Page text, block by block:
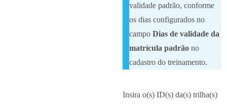
validade padrão, conforme
os dias configurados no
campo Dias de validade da
matrícula padrãono
cadastro do treinamento.
Insira o(s) ID(s) da(s) trilha(s)